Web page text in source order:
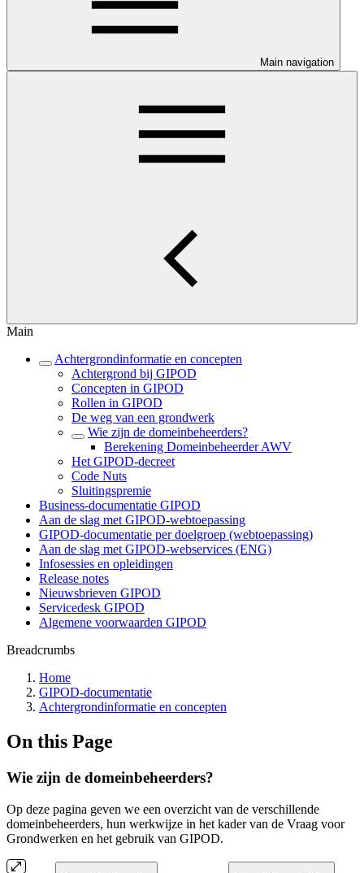
Main navigation
Main
Achtergrondinformatie en concepten
Achtergrond bij GIPOD
Concepten in GIPOD
Rollen in GIPOD
De weg van een grondwerk
Wie zijn de domeinbeheerders?
Berekening Domeinbeheerder AWV
Het GIPOD-decreet
Code Nuts
Sluitingspremie
Business-documentatie GIPOD
Aan de slag met GIPOD-webtoepassing
GIPOD-documentatie per doelgroep (webtoepassing)
Aan de slag met GIPOD-webservices (ENG)
Infosessies en opleidingen
Release notes
Nieuwsbrieven GIPOD
Servicedesk GIPOD
Algemene voorwaarden GIPOD
Breadcrumbs
Home
GIPOD-documentatie
Achtergrondinformatie en concepten
On this Page
Wie zijn de domeinbeheerders?
Op deze pagina geven we een overzicht van de verschillende
domeinbeheerders, hun werkwijze in het kader van de Vraag voor
Grondwerken en het gebruik van GIPOD.